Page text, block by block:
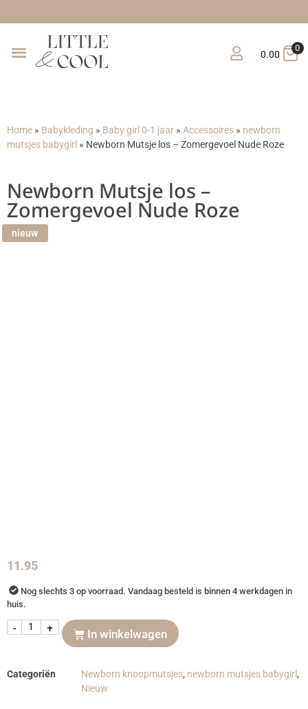
0.00
0
Home » Babykleding » Baby girl 0-1 jaar » Accessoires » newborn
mutsjes babygirl » Newborn Mutsje los – Zomergevoel Nude Roze
Newborn Mutsje los –
Zomergevoel Nude Roze
nieuw
11.95
Nog slechts 3 op voorraad. Vandaag besteld is binnen 4 werkdagen in
huis.
- + In winkelwagen
Categoriën Newborn knoopmutsjes, newborn mutsjes babygirl,
Nieuw